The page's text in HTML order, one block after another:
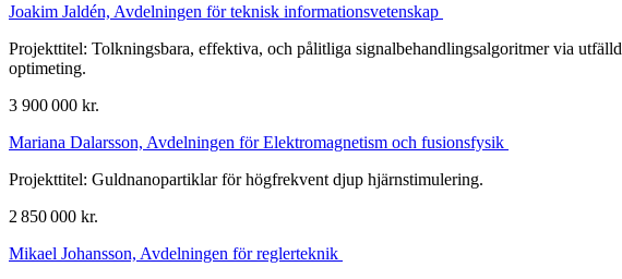
Joakim Jaldén, Avdelningen för teknisk informationsvetenskap
Projekttitel: Tolkningsbara, effektiva, och pålitliga signalbehandlingsalgoritmer via utfälld
optimeting.
3 900 000 kr.
Mariana Dalarsson, Avdelningen för Elektromagnetism och fusionsfysik
Projekttitel: Guldnanopartiklar för högfrekvent djup hjärnstimulering.
2 850 000 kr.
Mikael Johansson, Avdelningen för reglerteknik